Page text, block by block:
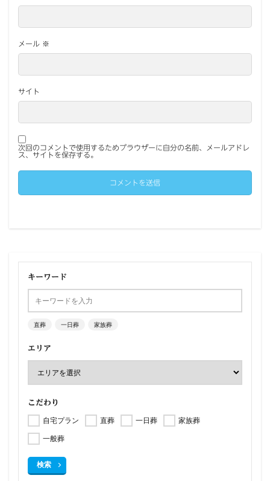
メール ※
サイト
次回のコメントで使用するためブラウザーに自分の名前、メールアドレ
ス、サイトを保存する。
キーワード
直葬 一日葬 家族葬
エリア
こだわり
自宅プラン 直葬 一日葬
家族葬
一般葬
検索